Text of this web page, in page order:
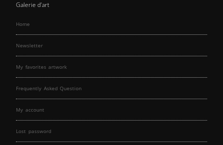
Galerie d’art
Home
Newsletter
My favorites artwork
Frequently Asked Question
My account
Lost password